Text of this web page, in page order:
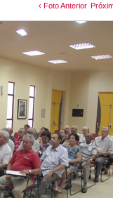
‹ Foto Anterior